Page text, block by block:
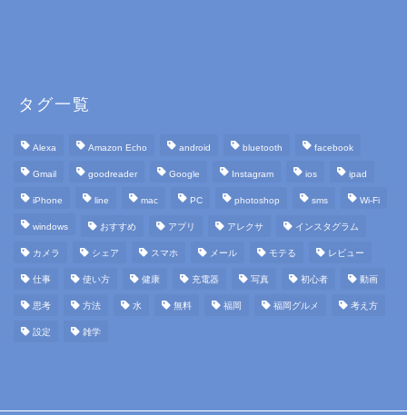
タグ一覧
Alexa Amazon Echo android bluetooth facebook
Gmail goodreader Google Instagram ios ipad
iPhone line mac PC photoshop sms Wi-Fi
windows おすすめ アプリ アレクサ インスタグラム
カメラ シェア スマホ メール モテる レビュー
仕事 使い方 健康 充電器 写真 初心者 動画
思考 方法 水 無料 福岡 福岡グルメ 考え方
設定 雑学